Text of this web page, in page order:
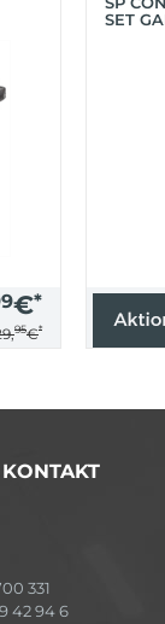
€*
95€*
SET
331
42 94 6